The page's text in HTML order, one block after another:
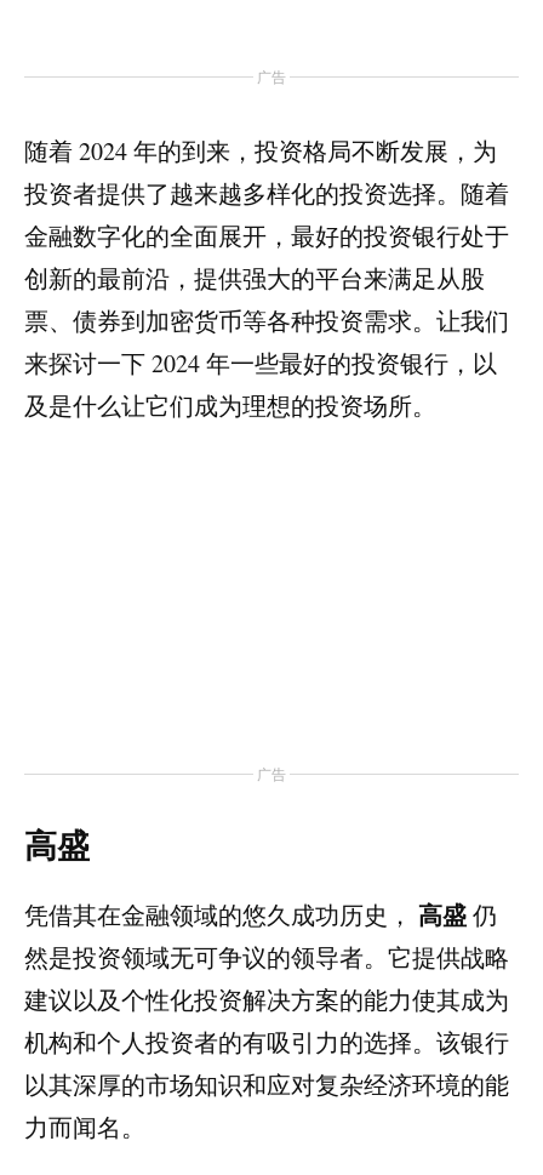
广告
随着 2024 年的到来，投资格局不断发展，为
投资者提供了越来越多样化的投资选择。随着
金融数字化的全面展开，最好的投资银行处于
创新的最前沿，提供强大的平台来满足从股
票、债券到加密货币等各种投资需求。让我们
来探讨一下 2024 年一些最好的投资银行，以
及是什么让它们成为理想的投资场所。
广告
高盛
凭借其在金融领域的悠久成功历史， 高盛仍
然是投资领域无可争议的领导者。它提供战略
建议以及个性化投资解决方案的能力使其成为
机构和个人投资者的有吸引力的选择。该银行
以其深厚的市场知识和应对复杂经济环境的能
力而闻名。